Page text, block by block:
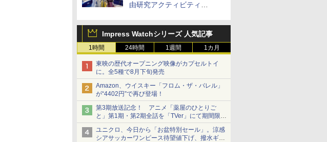
由研究アクティビティ
実施中
Impress Watchシリーズ 人気記事
1時間 24時間 1週間 1カ月
東映の歴代オープニング映像がカプセルトイ
に。全5種で8月下旬発売
Amazon、ウイスキー「フロム・ザ・バレル」
が“4402円”で再び登場！
第3期放送記念！ アニメ「薬屋のひとりご
と」第1期・第2期全話を「TVer」にて期間限定
で順次無料配信開始
ユニクロ、今日から「お盆特別セール」。涼感
シアサッカーワンピース待望値下げ、撥水ギア